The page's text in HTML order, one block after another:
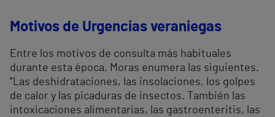
Motivos de Urgencias veraniegas
Entre los motivos de consulta más habituales
durante esta época, Moras enumera las siguientes.
“Las deshidrataciones, las insolaciones, los golpes
de calor y las picaduras de insectos. También las
intoxicaciones alimentarias, las gastroenteritis, las